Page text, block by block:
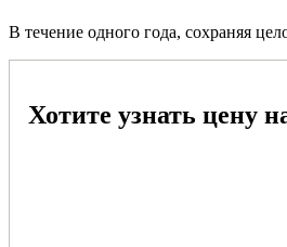
В течение одного года, сохраняя
Хотите узнать цену